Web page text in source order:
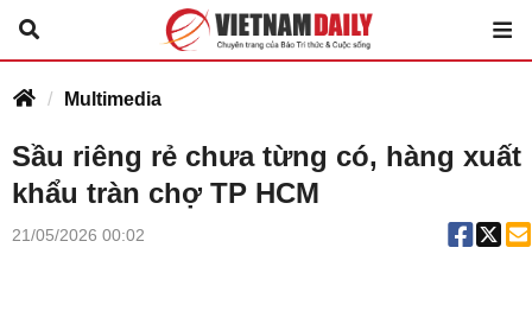
Multimedia
Sầu riêng rẻ chưa từng có, hàng xuất
khẩu tràn chợ TP HCM
21/05/2026 00:02